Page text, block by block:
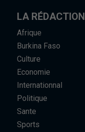
LA RÉDACTION
Afrique
Burkina Faso
Culture
Economie
Internationnal
Politique
Sante
Sports